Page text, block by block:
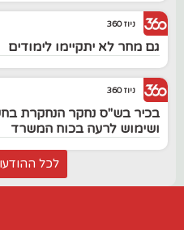
ניוז 360
גם מחר לא יתקיימו לימודים
ניוז 360
בכיר בש"ס נחקר הנחקרת
ושימוש לרעה בכוח המשרד
לכל